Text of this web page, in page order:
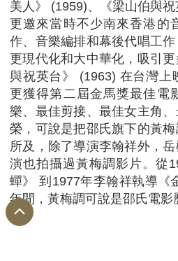
美人》 (1959)、《梁山伯與祝
更邀來當時不少南來香港的
作、音樂編排和幕後代唱工
更現代化和大中華化，吸引
與祝英台》 (1963) 在台灣上
更獲得第二屆金馬獎最佳電
樂、最佳剪接、最佳女主角
榮，可說是把邵氏旗下的黃
所及，除了導演李翰祥外，
演也拍攝過黃梅調影片。從
蟬》 到1977年李翰祥執導《
年間，黃梅調可說是邵氏電影